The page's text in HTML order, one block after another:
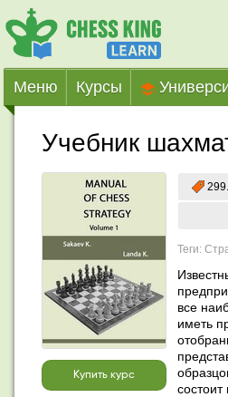
Меню Курсы
Учебник
Купить курс
Теги:
все
иметь